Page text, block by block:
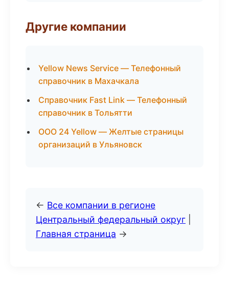
Другие компании
Yellow News Service — Телефонный
справочник в Махачкала
Справочник Fast Link — Телефонный
справочник в Тольятти
ООО 24 Yellow — Желтые страницы
организаций в Ульяновск
← Все компании в регионе
Центральный федеральный округ
Главная страница →